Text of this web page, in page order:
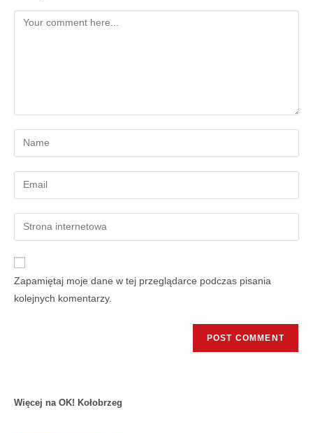
Zapamiętaj moje dane w tej przeglądarce podczas pisania
kolejnych komentarzy.
Więcej na OK! Kołobrzeg